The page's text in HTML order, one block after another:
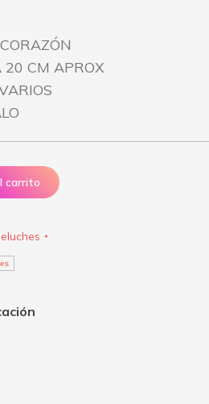
20 CM APROX
carrito